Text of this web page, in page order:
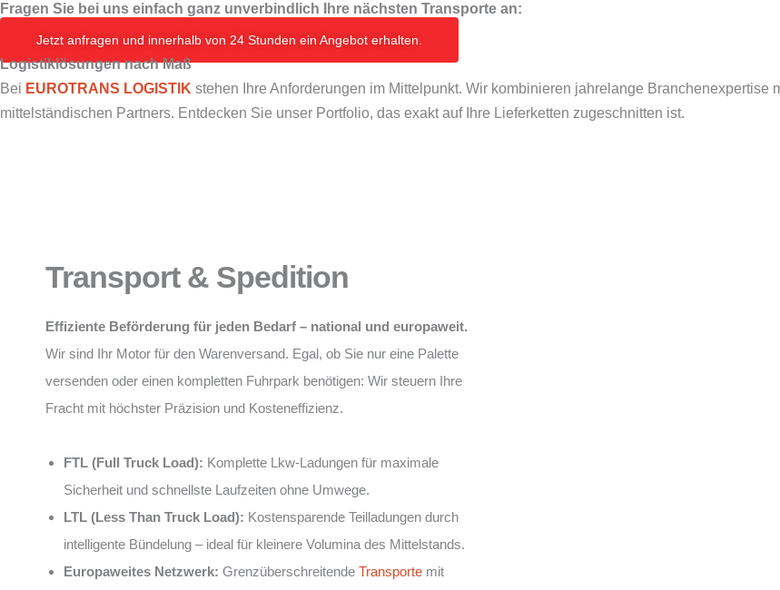
Fragen Sie bei uns einfach ganz unverbindlich Ihre nächsten Transporte an:
Jetzt anfragen und innerhalb von 24 Stunden ein Angebot erhalten.
Logistiklösungen nach Maß
Bei EUROTRANS LOGISTIK stehen Ihre Anforderungen im Mittelpunkt. Wir kombinieren jahrelange Branchenexpertise
mittelständischen Partners. Entdecken Sie unser Portfolio, das exakt auf Ihre Lieferketten zugeschnitten ist.
Transport & Spedition
Effiziente Beförderung für jeden Bedarf – national und europaweit.
Wir sind Ihr Motor für den Warenversand. Egal, ob Sie nur eine Palette
versenden oder einen kompletten Fuhrpark benötigen: Wir steuern Ihre
Fracht mit höchster Präzision und Kosteneffizienz.
FTL (Full Truck Load): Komplette Lkw-Ladungen für maximale
Sicherheit und schnellste Laufzeiten ohne Umwege.
LTL (Less Than Truck Load): Kostensparende Teilladungen durch
intelligente Bündelung – ideal für kleinere Volumina des Mittelstands.
Europaweites Netzwerk: Grenzüberschreitende Transporte mit